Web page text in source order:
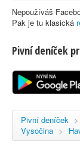
Nápověda
Registrace
Nepoužíváš
Pak je tu klasická
Pivní deníček
Pivní deníček >
Vysočina >